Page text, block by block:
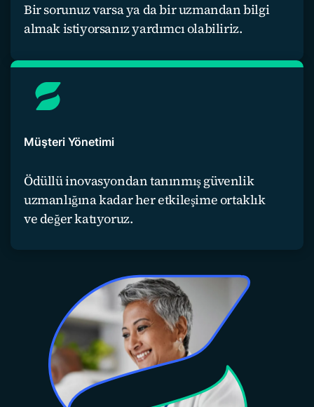
Bir sorunuz varsa ya da bir uzmandan bilgi
almak istiyorsanız yardımcı olabiliriz.
Bize ulaşın
Müşteri Yönetimi
Ödüllü inovasyondan tanınmış güvenlik
uzmanlığına kadar her etkileşime ortaklık
ve değer katıyoruz.